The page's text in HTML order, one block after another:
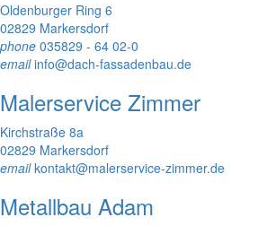
Oldenburger Ring 6
02829 Markersdorf
phone 035829 - 64 02-0
emailinfo@dach-fassadenbau.de
Malerservice Zimmer
Kirchstraße 8a
02829 Markersdorf
emailkontakt@malerservice-zimmer.de
Metallbau Adam